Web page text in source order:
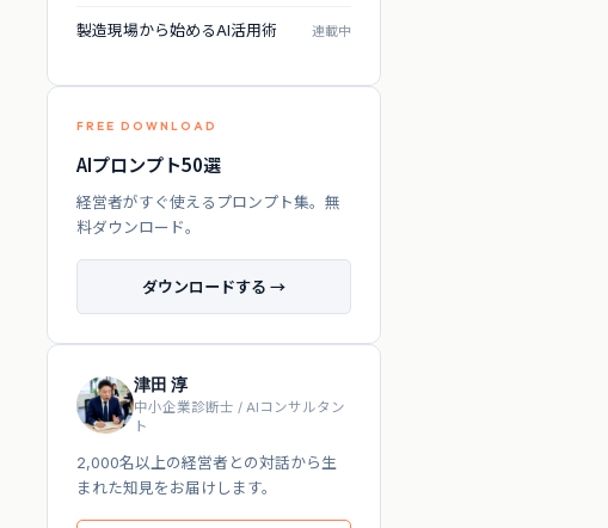
製造現場から始めるAI活用術 連載中
FREE DOWNLOAD
AIプロンプト50選
経営者がすぐ使えるプロンプト集。無
料ダウンロード。
ダウンロードする →
津田 淳
中小企業診断士 / AIコンサルタン
ト
2,000名以上の経営者との対話から生
まれた知見をお届けします。